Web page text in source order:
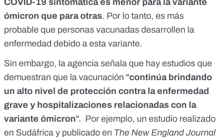
COVID-19 sintomática es menor para la variante
ómicron que para otras. Por lo tanto, es más
probable que personas vacunadas desarrollen la
enfermedad debido a esta variante.
Sin embargo, la agencia señala que hay estudios que
demuestran que la vacunación "continúa brindando
un alto nivel de protección contra la enfermedad
grave y hospitalizaciones relacionadas con la
variante ómicron". Por ejemplo, un estudio realizado
en Sudáfrica y publicado en The New England Journal